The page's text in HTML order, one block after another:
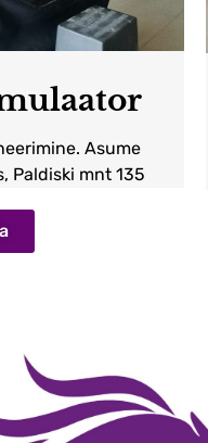
Asume
Paldiski mnt 135